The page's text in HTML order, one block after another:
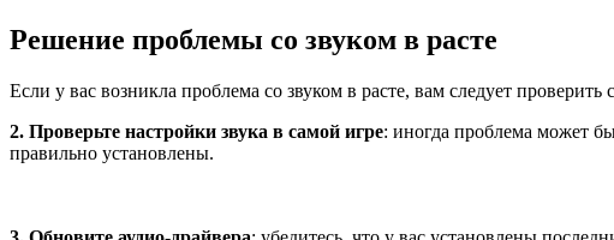
Решение проблемы со звуком в расте
Если у вас возникла проблема со звуком в расте, вам следует
2. Проверьте настройки звука в самой игре: иногда проблема может
правильно установлены.